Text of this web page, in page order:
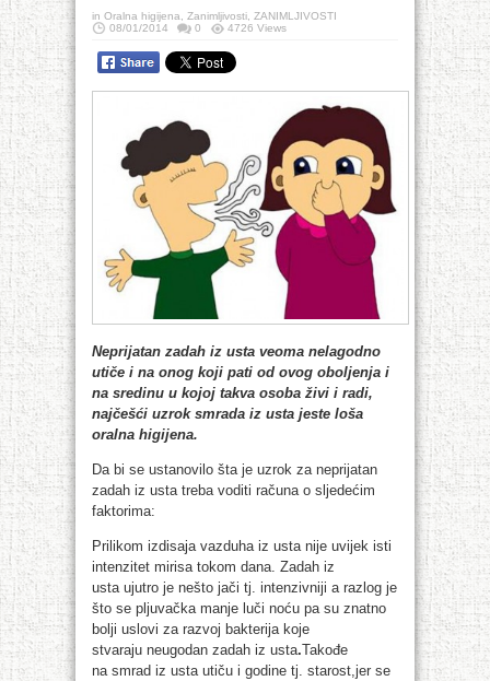
in Oralna higijena Zanimljivosti
ZANIMLJIVOSTI
08/01/2014
0 4726 Views
Neprijatan zadah iz usta veoma nelagodno
utiče i na onog koji pati od ovog oboljenja i
na sredinu u kojoj takva osoba živi i radi,
najčešći uzrok smrada iz usta jeste loša
oralna higijena.
Da bi se ustanovilo šta je uzrok za neprijatan
zadah iz usta treba voditi računa o sljedećim
faktorima:
Prilikom izdisaja vazduha iz usta nije uvijek isti
intenzitet mirisa tokom dana. Zadah iz
usta ujutro je nešto jači tj. intenzivniji a razlog je
što se pljuvačka manje luči noću pa su znatno
bolji uslovi za razvoj bakterija koje
stvaraju neugodan zadah iz usta.Takođe
na smrad iz usta utiču i godine tj. starost,jer se